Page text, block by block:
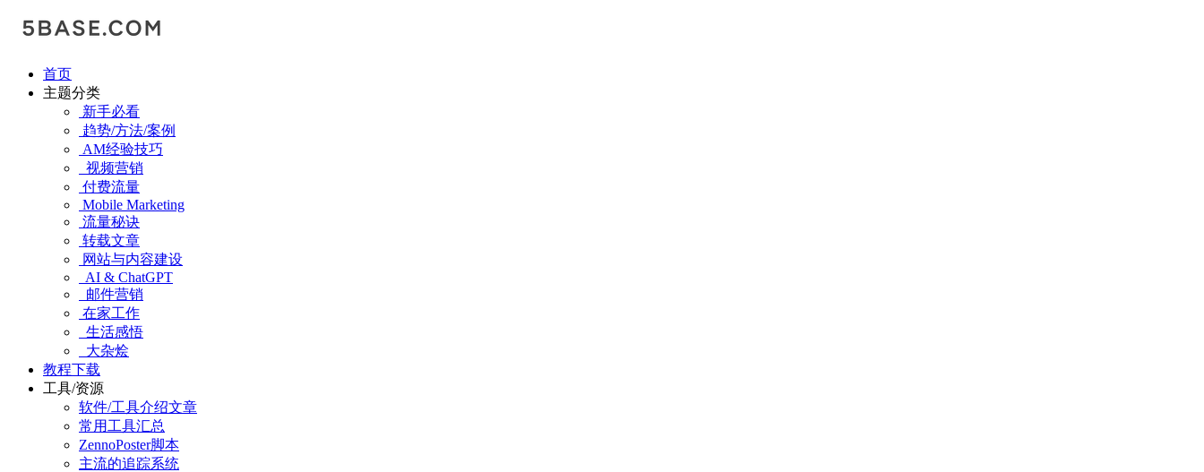
首页
主题分类
新手必看
趋势/方法/案例
AM经验技巧
视频营销
付费流量
Mobile Marketing
流量秘诀
转载文章
网站与内容建设
AI & ChatGPT
邮件营销
在家工作
生活感悟
大杂烩
教程下载
工具/资源
软件/工具介绍文章
常用工具汇总
ZennoPoster脚本
主流的追踪系统